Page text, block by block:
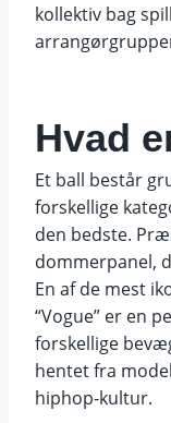
kollektiv bag
Hvad
Et ball består
forskellige
den bedste.
dommerpanel,
En af de mest
“Vogue” er en
forskellige
hentet fra
hiphop-kultur.